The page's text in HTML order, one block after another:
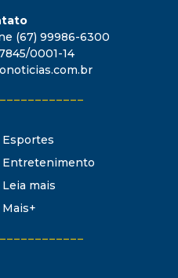
(67) 99986-6300
0001-14
Esportes
Entretenimento
Leia mais
Mais+